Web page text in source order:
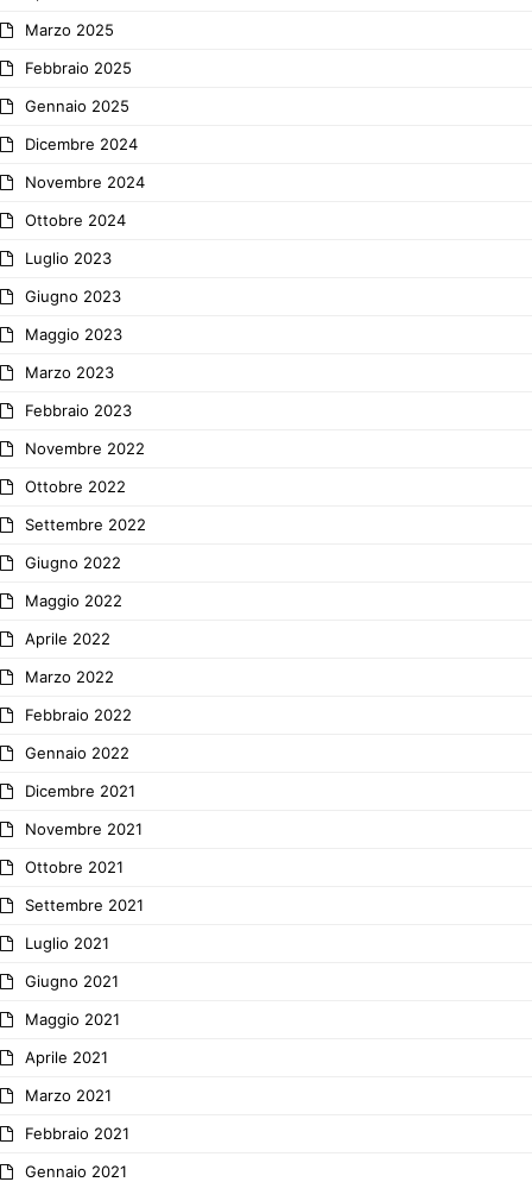
Marzo 2025
Febbraio 2025
Gennaio 2025
Dicembre 2024
Novembre 2024
Ottobre 2024
Luglio 2023
Giugno 2023
Maggio 2023
Marzo 2023
Febbraio 2023
Novembre 2022
Ottobre 2022
Settembre 2022
Giugno 2022
Maggio 2022
Aprile 2022
Marzo 2022
Febbraio 2022
Gennaio 2022
Dicembre 2021
Novembre 2021
Ottobre 2021
Settembre 2021
Luglio 2021
Giugno 2021
Maggio 2021
Aprile 2021
Marzo 2021
Febbraio 2021
Gennaio 2021